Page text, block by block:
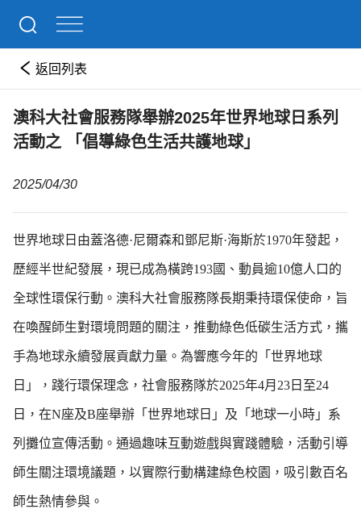
返回列表
澳科大社會服務隊舉辦2025年世界地球日系列
活動之 「倡導綠色生活共護地球」
2025/04/30
世界地球日由蓋洛德·尼爾森和鄧尼斯·海斯於1970年發起，
歷經半世紀發展，現已成為橫跨193國、動員逾10億人口的
全球性環保行動。澳科大社會服務隊長期秉持環保使命，旨
在喚醒師生對環境問題的關注，推動綠色低碳生活方式，攜
手為地球永續發展貢獻力量。為響應今年的「世界地球
日」，踐行環保理念，社會服務隊於2025年4月23日至24
日，在N座及B座舉辦「世界地球日」及「地球一小時」系
列攤位宣傳活動。通過趣味互動遊戲與實踐體驗，活動引導
師生關注環境議題，以實際行動構建綠色校園，吸引數百名
師生熱情參與。